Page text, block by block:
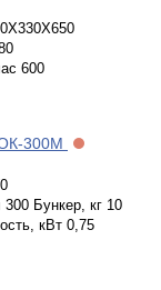
600
300М
300 Бункер, кг 10
кВт 0,75